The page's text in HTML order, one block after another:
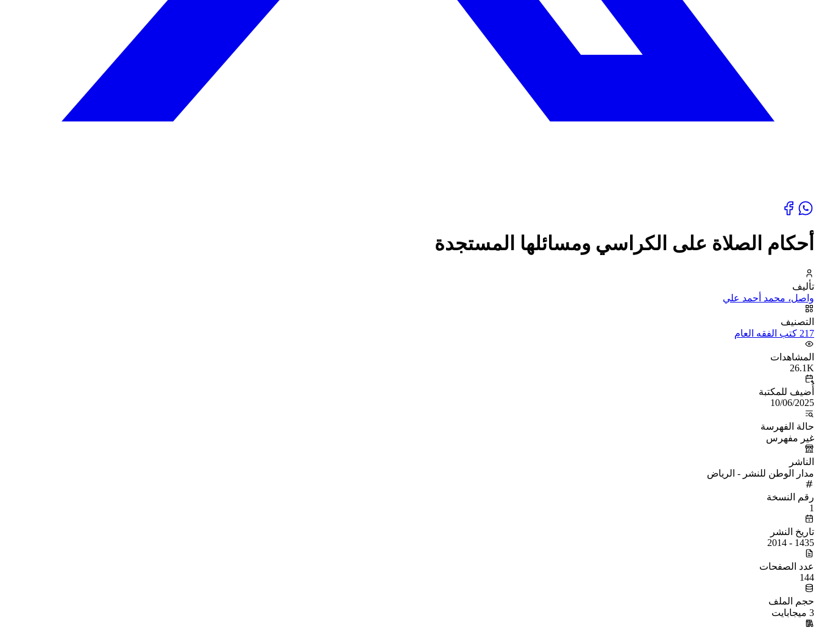
أحكام الصلاة على الكراسي ومسائلها المستجدة
تأليف
واصل، محمد أحمد علي
التصنيف
217 كتب الفقه العام
المشاهدات
26.1K
أُضيف للمكتبة
10/06/2025
حالة الفهرسة
غير مفهرس
الناشر
مدار الوطن للنشر - الرياض
رقم النسخة
1
تاريخ النشر
1435 - 2014
عدد الصفحات
144
حجم الملف
3 ميجابايت